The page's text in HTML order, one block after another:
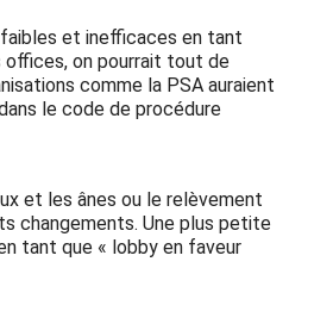
faibles et inefficaces en tant
offices, on pourrait tout de
comme la PSA auraient
le code de procédure
et les ânes ou le relèvement
changements. Une plus petite
tant que « lobby en faveur